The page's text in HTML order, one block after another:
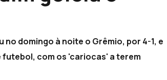
domingo à noite o Grêmio, por 4-1, e
com os 'cariocas' a terem